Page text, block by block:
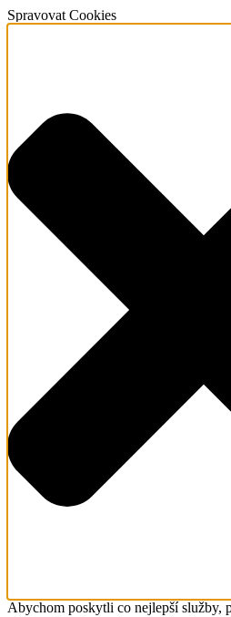
Spravovat Cookies
Abychom poskytli co nejlepší služby,